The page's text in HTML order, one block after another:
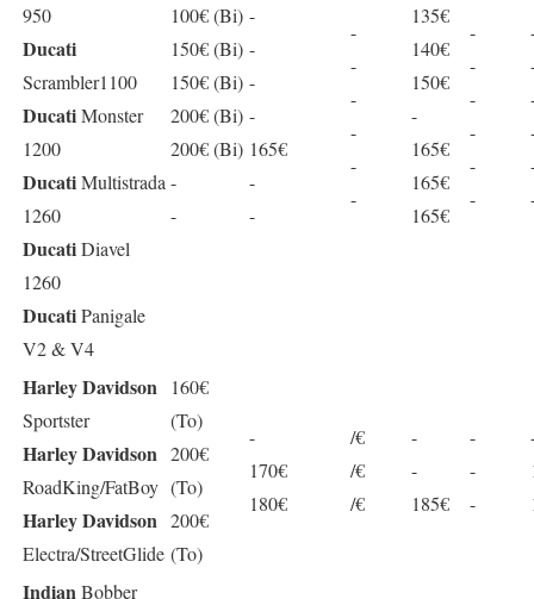
950
Ducati
Scrambler1100
DucatiMonster
1200
DucatiMultistrada
1260
DucatiDiavel
1260
DucatiPanigale
V2 & V4
100€ (Bi)
150€ (Bi)
150€ (Bi)
200€ (Bi)
200€ (Bi)
-
-
-
-
-
-
165€
-
-
-
-
-
-
-
-
135€
140€
150€
-
165€
165€
165€
-
-
-
-
-
-
Harley Davidson
Sportster
Harley Davidson
RoadKing/FatBoy
Harley Davidson
Electra/StreetGlide
160€
(To)
200€
(To)
200€
(To)
-
170€
180€
/€
/€
/€
-
-
185€
-
-
-
IndianBobber